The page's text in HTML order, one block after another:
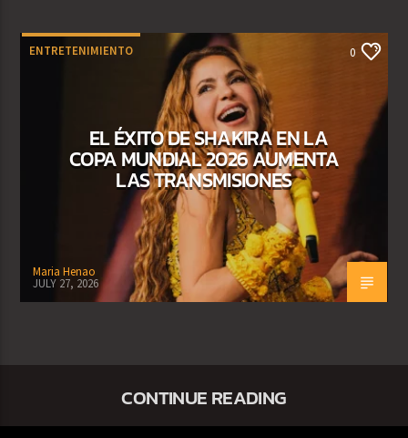
ENTRETENIMIENTO 0
EL ÉXITO DE SHAKIRA EN LA
COPA MUNDIAL 2026 AUMENTA
LAS TRANSMISIONES
Maria Henao
JULY 27, 2026
CONTINUE READING